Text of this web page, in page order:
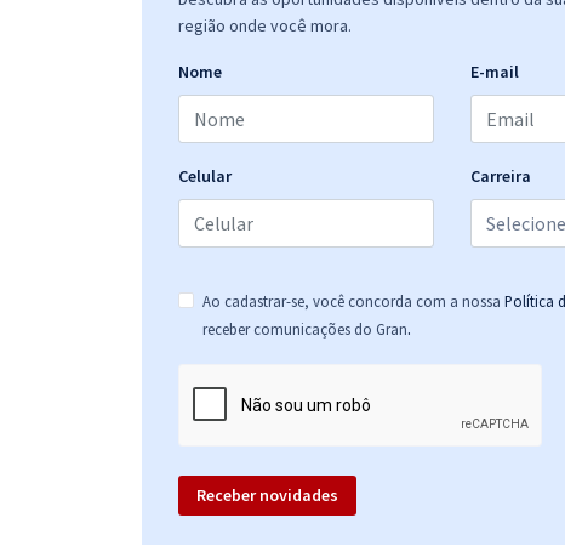
região onde você mora.
Nome E-mail
Celular Carreira
Ao cadastrar-se, você concorda com a nossa Política
receber comunicações do Gran.
Receber novidades